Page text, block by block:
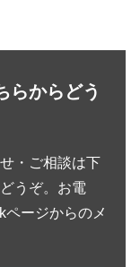
らからどう
・ご相談は下
うぞ。お電
ージからのメ